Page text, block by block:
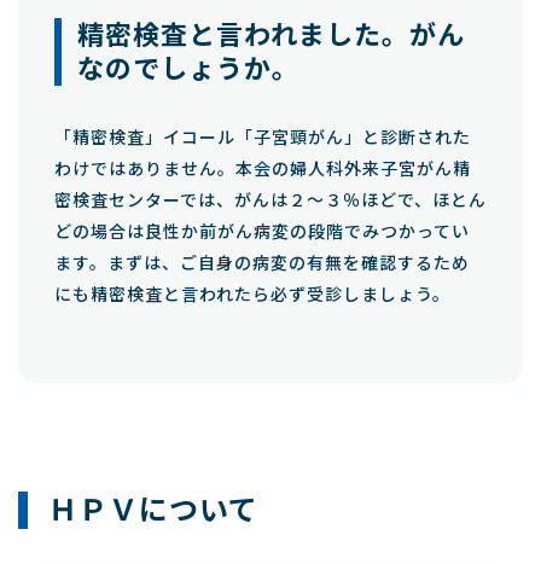
精密検査と言われました。がん
なのでしょうか。
「精密検査」イコール「子宮頸がん」と診断された
わけではありません。本会の婦人科外来子宮がん精
密検査センターでは、がんは２～３％ほどで、ほとん
どの場合は良性か前がん病変の段階でみつかってい
ます。まずは、ご自身の病変の有無を確認するため
にも精密検査と言われたら必ず受診しましょう。
ＨＰＶについて